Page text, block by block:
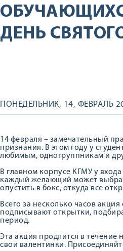
ДЕНЬ
ПОНЕДЕЛЬНИК, 14, ФЕВРАЛЬ
14 февраля – замечательный
признания. В этом году у
любимым, одногруппникам и
В главном корпусе КГМУ у
каждый желающий может
опустить в бокс, откуда все
Всего за несколько часов
подписывают открытки,
период.
Эта акция продлится в течение
свои валентинки.